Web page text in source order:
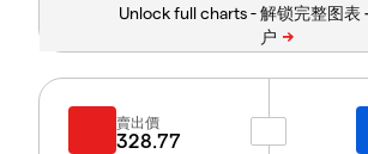
Unlock full charts -
賣出價
328.77